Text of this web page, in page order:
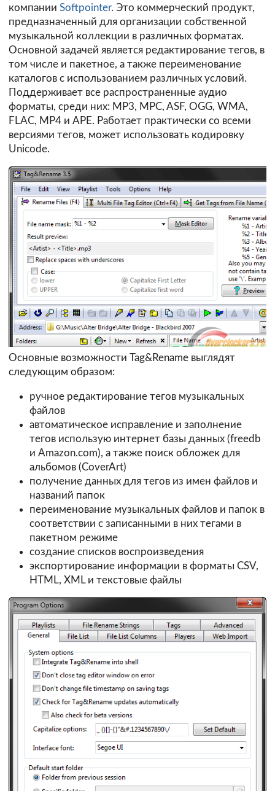
компании Softpointer. Это коммерческий продукт,
предназначенный для организации собственной
музыкальной коллекции в различных форматах.
Основной задачей является редактирование тегов, в
том числе и пакетное, а также переименование
каталогов с использованием различных условий.
Поддерживает все распространенные аудио
форматы, среди них: MP3, MPC, ASF, OGG, WMA,
FLAC, MP4 и APE. Работает практически со всеми
версиями тегов, может использовать кодировку
Unicode.
Основные возможности Tag&Rename выглядят
следующим образом:
ручное редактирование тегов музыкальных
файлов
автоматическое исправление и заполнение
тегов использую интернет базы данных (freedb
и Amazon.com), а также поиск обложек для
альбомов (CoverArt)
получение данных для тегов из имен файлов и
названий папок
переименование музыкальных файлов и папок в
соответствии с записанными в них тегами в
пакетном режиме
создание списков воспроизведения
экспортирование информации в форматы CSV,
HTML, XML и текстовые файлы